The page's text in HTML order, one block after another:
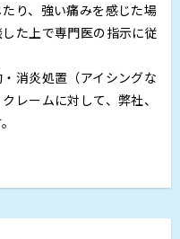
り、強い痛みを感じた場
た上で専門医の指示に従
消炎処置（アイシングな
レームに対して、弊社、